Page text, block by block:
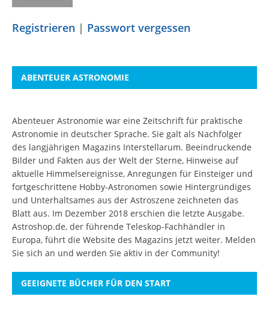
Registrieren | Passwort vergessen
ABENTEUER ASTRONOMIE
Abenteuer Astronomie war eine Zeitschrift für praktische
Astronomie in deutscher Sprache. Sie galt als Nachfolger
des langjährigen Magazins Interstellarum. Beeindruckende
Bilder und Fakten aus der Welt der Sterne, Hinweise auf
aktuelle Himmelsereignisse, Anregungen für Einsteiger und
fortgeschrittene Hobby-Astronomen sowie Hintergründiges
und Unterhaltsames aus der Astroszene zeichneten das
Blatt aus. Im Dezember 2018 erschien die letzte Ausgabe.
Astroshop.de, der führende Teleskop-Fachhändler in
Europa, führt die Website des Magazins jetzt weiter. Melden
Sie sich an und werden Sie aktiv in der Community!
GEEIGNETE BÜCHER FÜR DEN START